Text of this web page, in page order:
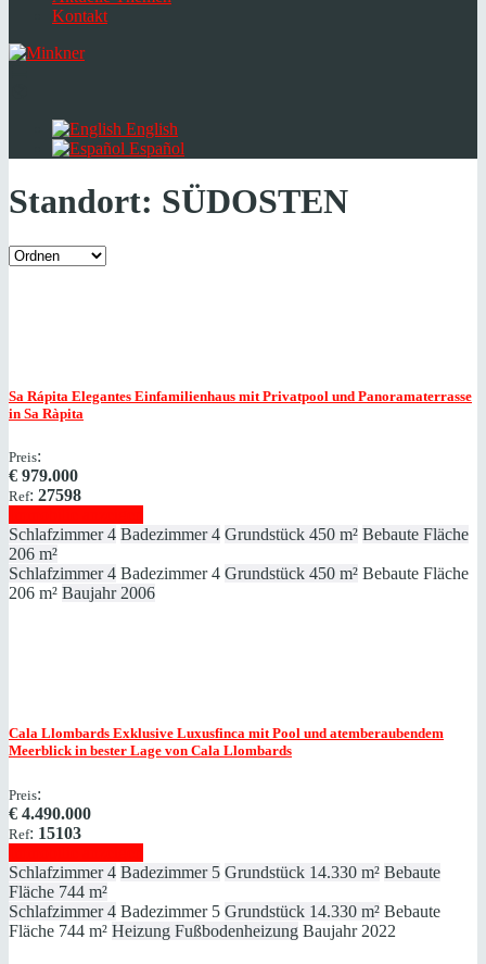
Kontakt
English
Español
Standort: SÜDOSTEN
Sa Rápita Elegantes Einfamilienhaus mit Privatpool und Panoramaterrasse
in Sa Ràpita
Preis:
€ 979.000
Ref: 27598
Schlafzimmer 4 Badezimmer 4 Grundstück 450 m² Bebaute Fläche
206 m²
Schlafzimmer 4 Badezimmer 4 Grundstück 450 m² Bebaute Fläche
206 m² Baujahr 2006
Cala Llombards Exklusive Luxusfinca mit Pool und atemberaubendem
Meerblick in bester Lage von Cala Llombards
Preis:
€ 4.490.000
Ref: 15103
Schlafzimmer 4 Badezimmer 5 Grundstück 14.330 m² Bebaute
Fläche 744 m²
Schlafzimmer 4 Badezimmer 5 Grundstück 14.330 m² Bebaute
Fläche 744 m² Heizung Fußbodenheizung Baujahr 2022